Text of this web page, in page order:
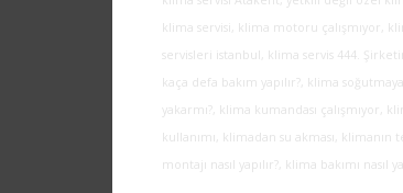
klima servisi, klima motoru çalışmıyor,
servisleri istanbul, klima servis 444.
kaça defa bakım yapılır?, klima
yakarmı?, klima kumandası çalışmıyor,
kullanımı, klimadan su akması,
montajı nasıl yapılır?, klima bakımı nasıl